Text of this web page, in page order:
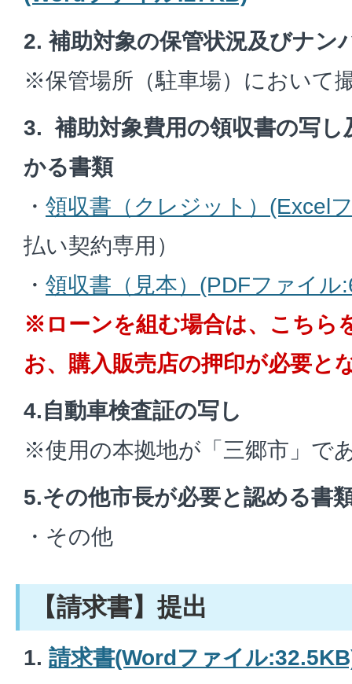
2. 補助対象の保管状況及びナン
※保管場所（駐車場）において
3. 補助対象費用の領収書の写し
かる書類
・ 領収書（クレジット）(Excel
払い契約専用）
・ 領収書（見本）(PDFファイル
※ローンを組む場合は、こちら
お、購入販売店の押印が必要と
4.自動車検査証の写し
※使用の本拠地が「三郷市」で
5.その他市長が必要と認める書
・その他
【請求書】提出
1. 請求書(Wordファイル